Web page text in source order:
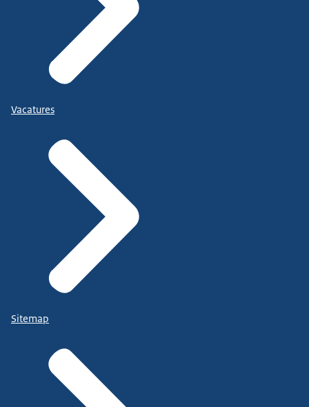
Vacatures
Sitemap